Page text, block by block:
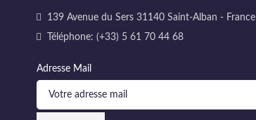
139 Avenue du Sers 31140 Saint-Alban - France
Téléphone: (+33) 5 61 70 44 68
Adresse Mail